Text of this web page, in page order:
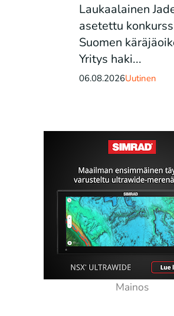
Laukaalainen
asetettu
Suomen
Yritys haki...
06.08.2026Uutinen